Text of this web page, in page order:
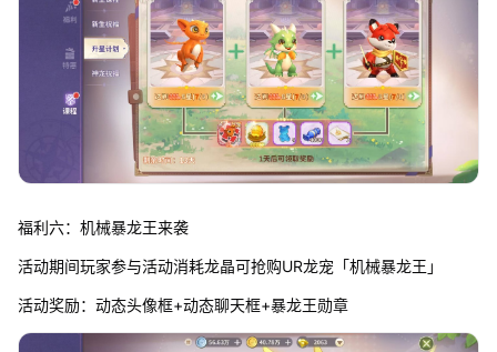
福利六：机械暴龙王来袭
活动期间玩家参与活动消耗龙晶可抢购UR龙宠「机械暴龙王」
活动奖励：动态头像框+动态聊天框+暴龙王勋章